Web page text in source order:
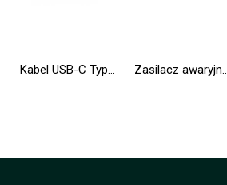
Kabel USB-C Typ C 25cm Green Cell Matte z szybkim ładowaniem Ultra Charge, Quick Charge 3.0 Zasilacz awaryjny UPS Greencell